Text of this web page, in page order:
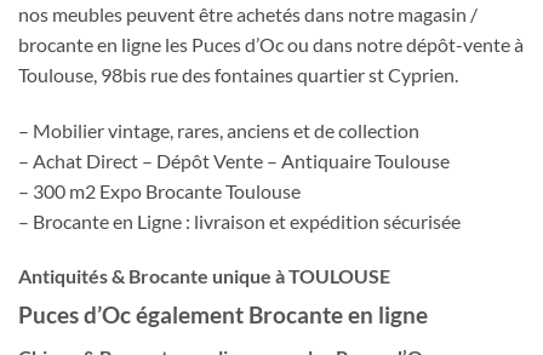
nos meubles peuvent être achetés dans notre magasin /
brocante en ligne les Puces d’Oc ou dans notre dépôt-vente à
Toulouse, 98bis rue des fontaines quartier st Cyprien.
– Mobilier vintage, rares, anciens et de collection
– Achat Direct – Dépôt Vente – Antiquaire Toulouse
– 300 m2 Expo Brocante Toulouse
– Brocante en Ligne : livraison et expédition sécurisée
Antiquités & Brocante unique à TOULOUSE
Puces d’Oc également Brocante en ligne